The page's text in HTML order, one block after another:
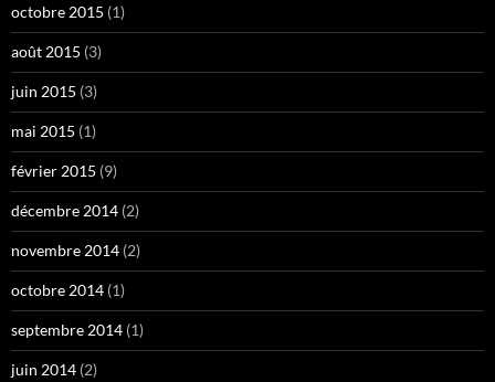
octobre 2015 (1)
août 2015 (3)
juin 2015 (3)
mai 2015 (1)
février 2015 (9)
décembre 2014 (2)
novembre 2014 (2)
octobre 2014 (1)
septembre 2014 (1)
juin 2014 (2)